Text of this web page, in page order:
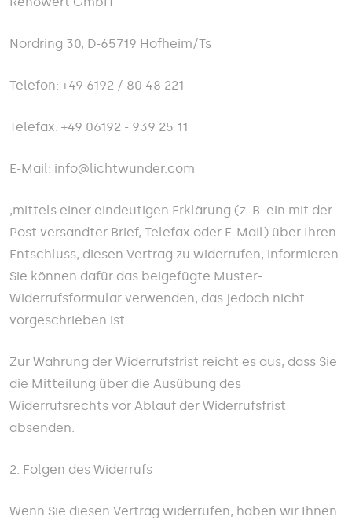
Nordring 30, D-65719 Hofheim/Ts
Telefon: +49 6192 / 80 48 221
Telefax: +49 06192 - 939 25 11
E-Mail: info@lichtwunder.com
,mittels einer eindeutigen Erklärung (z. B. ein mit der
Post versandter Brief, Telefax oder E-Mail) über Ihren
Entschluss, diesen Vertrag zu widerrufen, informieren.
Sie können dafür das beigefügte Muster-
Widerrufsformular verwenden, das jedoch nicht
vorgeschrieben ist.
Zur Wahrung der Widerrufsfrist reicht es aus, dass Sie
die Mitteilung über die Ausübung des
Widerrufsrechts vor Ablauf der Widerrufsfrist
absenden.
2. Folgen des Widerrufs
Wenn Sie diesen Vertrag widerrufen, haben wir Ihnen